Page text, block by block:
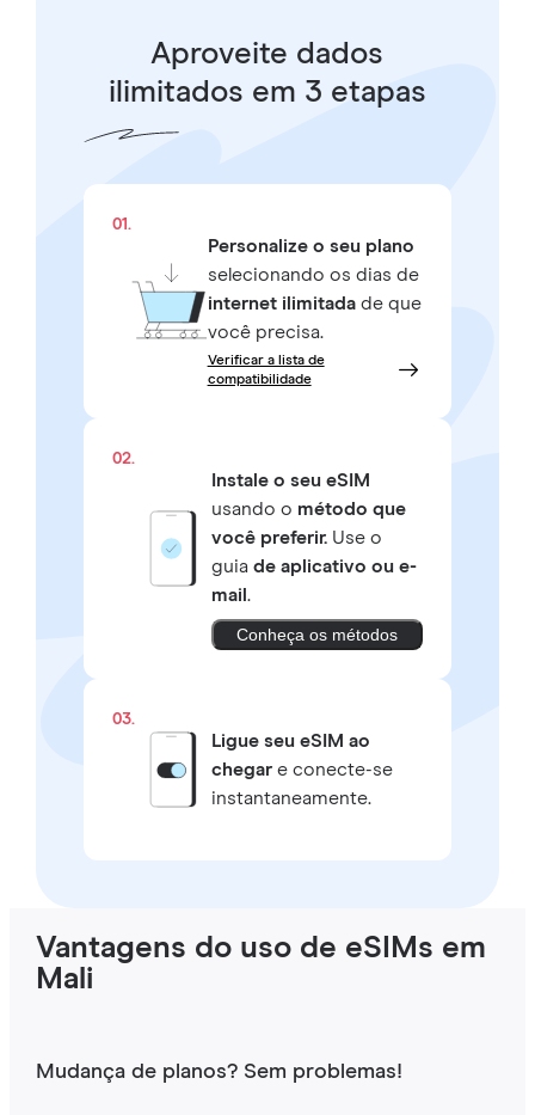
Aproveite dados
ilimitados em 3 etapas
01.
Personalize o seu plano
selecionando os dias de
internet ilimitadade que
você precisa.
Verificar a lista de
compatibilidade
02.
Instale o seu eSIM
usando o método que
você preferir.Use o
guia de aplicativo ou e-
mail .
Conheça os métodos
03.
Ligue seu eSIM ao
chegare conecte-se
instantaneamente.
Vantagens do uso de eSIMs em
Mali
Mudança de planos? Sem problemas!